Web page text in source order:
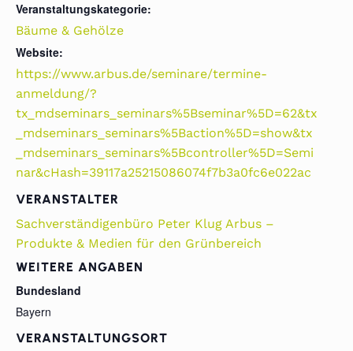
Veranstaltungskategorie:
Bäume & Gehölze
Website:
https://www.arbus.de/seminare/termine-
anmeldung/?
tx_mdseminars_seminars%5Bseminar%5D=62&tx
_mdseminars_seminars%5Baction%5D=show&tx
_mdseminars_seminars%5Bcontroller%5D=Semi
nar&cHash=39117a25215086074f7b3a0fc6e022ac
VERANSTALTUNGSORT
VERANSTALTER
Sachverständigenbüro Peter Klug Arbus –
Produkte & Medien für den Grünbereich
WEITERE ANGABEN
Bundesland
Bayern